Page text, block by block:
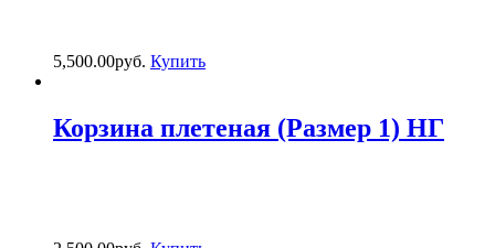
5,500.00руб. Купить
Корзина плетеная (Размер 1) НГ